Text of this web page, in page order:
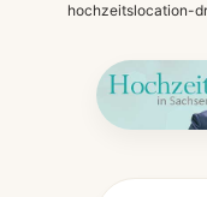
hochzeitslocation-